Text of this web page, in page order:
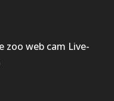
zoo web cam Live-